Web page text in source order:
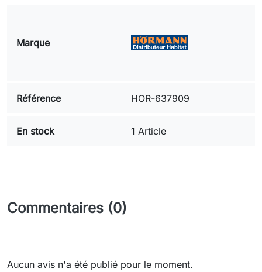
Marque
Référence HOR-637909
En stock 1 Article
Commentaires (0)
Aucun avis n'a été publié pour le moment.